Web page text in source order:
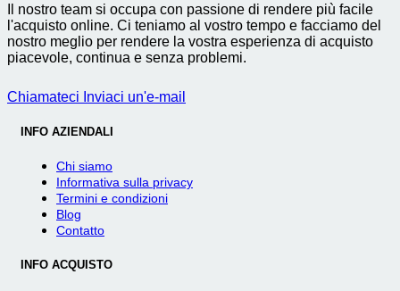
Il nostro team si occupa con passione di rendere più facile
l'acquisto online. Ci teniamo al vostro tempo e facciamo del
nostro meglio per rendere la vostra esperienza di acquisto
piacevole, continua e senza problemi.
Chiamateci Inviaci un'e-mail
INFO AZIENDALI
Chi siamo
Informativa sulla privacy
Termini e condizioni
Blog
Contatto
INFO ACQUISTO